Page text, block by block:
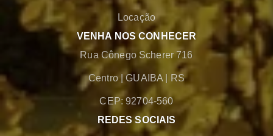
Locação
VENHA NOS CONHECER
Rua Cônego Scherer 716
Centro |GUAIBA RS
CEP: 92704-560
REDES SOCIAIS